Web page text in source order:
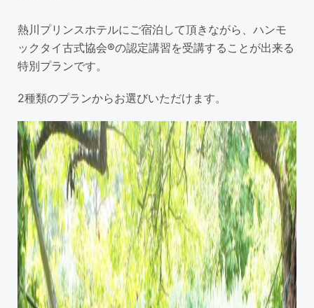
熱川プリンスホテルにご宿泊して頂きながら、 ハンモ
ックタイ古式協会®の認定講習を受講することが出来る
特別プランです。
2種類のプランからお選びいただけます。